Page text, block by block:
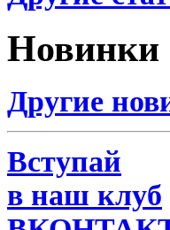
Новинки
Другие
Вступай
в наш клуб